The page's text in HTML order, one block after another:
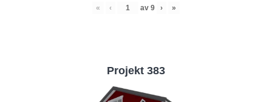
« ‹ av 9 › »
Projekt 383